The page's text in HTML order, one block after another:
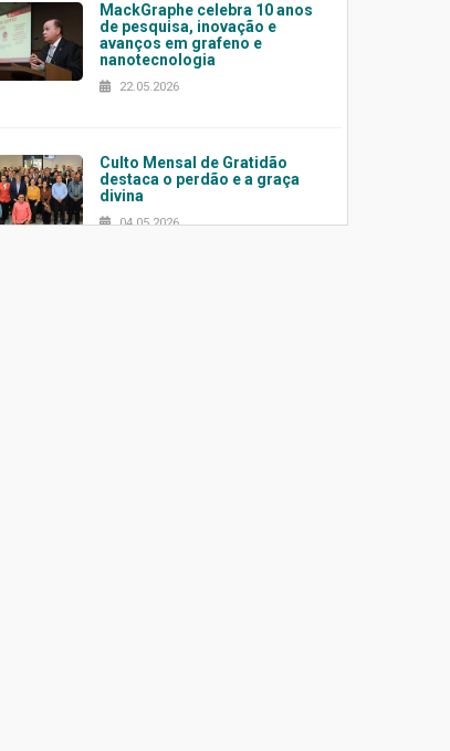
MackGraphe celebra 10 anos
de pesquisa, inovação e
avanços em grafeno e
nanotecnologia
22.05.2026
Culto Mensal de Gratidão
destaca o perdão e a graça
divina
04.05.2026